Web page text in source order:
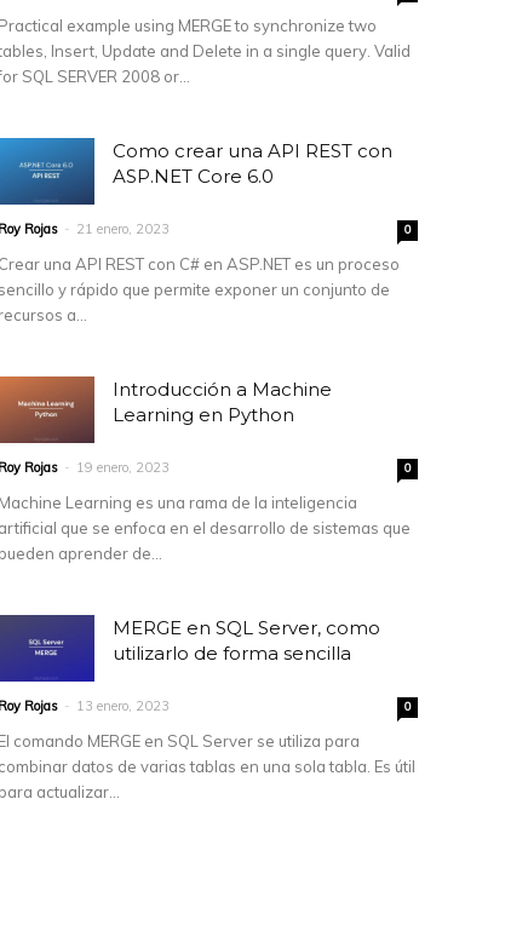
Practical example using MERGE to synchronize two
Insert, Update and Delete in a single query. Valid
SQL SERVER 2008 or...
Como crear una API REST con
ASP.NET Core 6.0
Roy Rojas - 21 enero, 2023 0
Crear una API REST con C# en ASP.NET es un proceso
sencillo y rápido que permite exponer un conjunto de
recursos a...
Introducción a Machine
Learning en Python
Roy Rojas - 19 enero, 2023 0
Machine Learning es una rama de la inteligencia
artificial que se enfoca en el desarrollo de sistemas que
pueden aprender de...
MERGE en SQL Server, como
utilizarlo de forma sencilla
Roy Rojas - 13 enero, 2023 0
El comando MERGE en SQL Server se utiliza para
combinar datos de varias tablas en una sola tabla. Es útil
para actualizar...